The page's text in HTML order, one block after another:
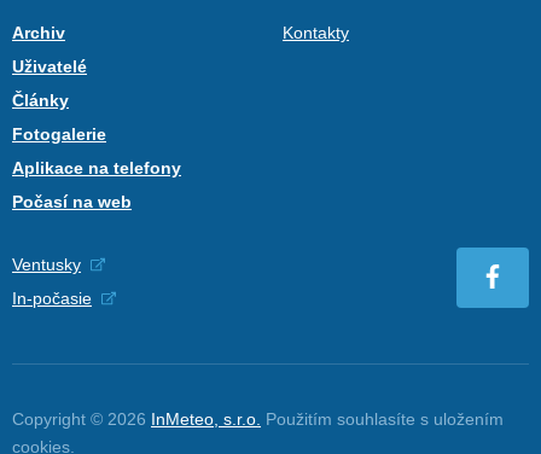
Archiv
Uživatelé
Články
Fotogalerie
Aplikace na telefony
Počasí na web
Kontakty
Ventusky
In-počasie
Copyright © 2026 InMeteo, s.r.o. Použitím souhlasíte s uložením
cookies